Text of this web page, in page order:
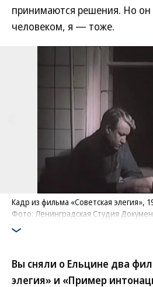
принимаются решения. Но
человеком, я — тоже.
Кадр из фильма «Советская элегия»,
Фото: Ленинградская Студия
Вы сняли о Ельцине два
элегия» и «Пример